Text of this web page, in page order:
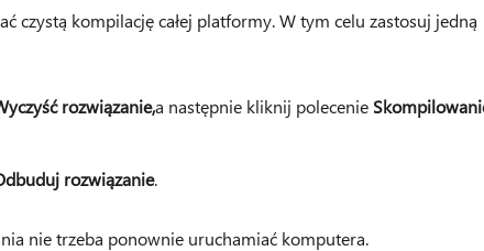
czystą kompilację całej platformy. W tym celu zastosuj jedną
rozwiązanie,a następnie kliknij polecenie
rozwiązanie.
nie trzeba ponownie uruchamiać komputera.